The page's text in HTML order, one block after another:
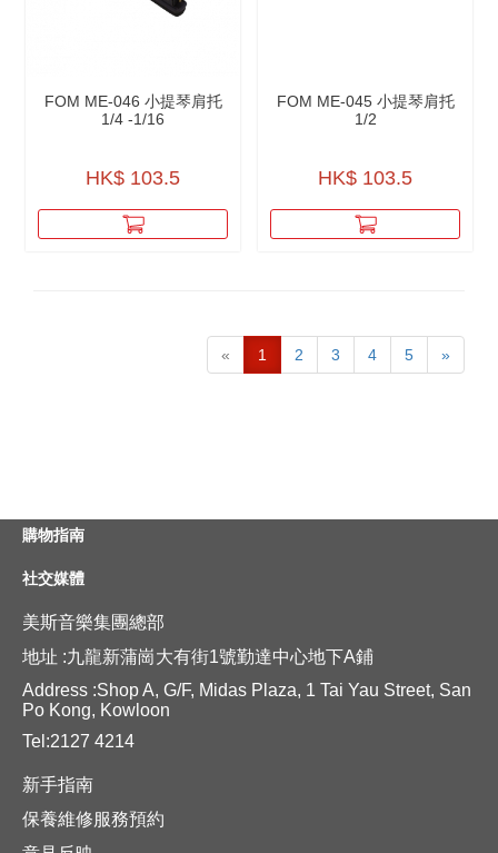
FOM ME-046 小提琴肩托
1/4 -1/16
HK$ 103.5
FOM ME-045 小提琴肩托
1/2
HK$ 103.5
« 1 2 3 4 5 »
購物指南
社交媒體
美斯音樂集團總部
地址 :九龍新蒲崗大有街1號勤達中心地下A鋪
Address :Shop A, G/F, Midas Plaza, 1 Tai Yau Street, San
Po Kong, Kowloon
Tel:2127 4214
新手指南
保養維修服務預約